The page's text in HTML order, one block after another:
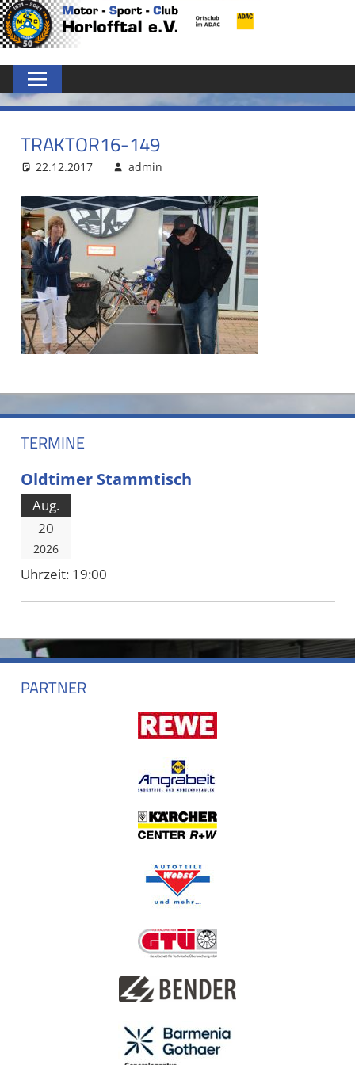
Zum
Inhalt
MSC
HORLOFFTAL
E.V.
TRAKTOR16-149
22.12.2017 admin
TERMINE
Oldtimer Stammtisch
Aug.
20
2026
Uhrzeit: 19:00
PARTNER